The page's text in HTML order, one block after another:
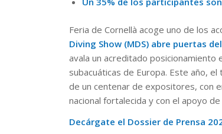
Feria de Cornellà acoge uno de los
Diving Show (MDS) abre puertas
avala un acreditado
subacuáticas de Europa. Este año,
de un centenar de expositores, con
nacional fortalecida y con el apoyo
Decárgate el Dossier de Prensa